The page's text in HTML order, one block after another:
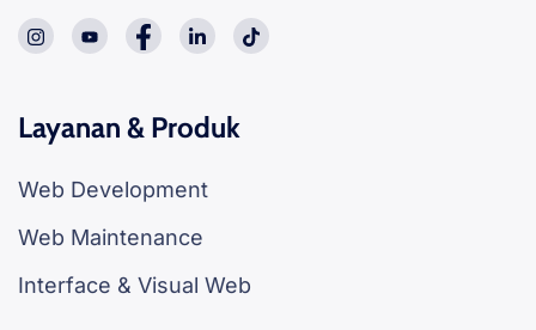
Layanan & Produk
Web Development
Web Maintenance
Interface & Visual Web